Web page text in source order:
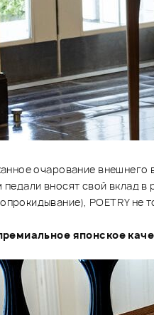
очарование
вносят свой вклад
POETRY не
японское